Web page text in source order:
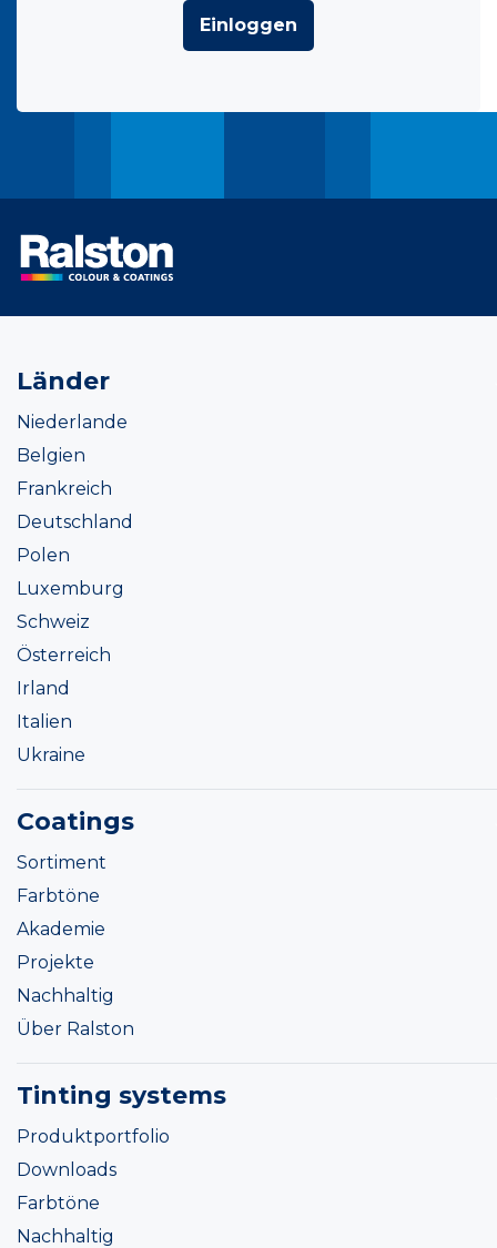
Einloggen
Länder
Niederlande
Belgien
Frankreich
Deutschland
Polen
Luxemburg
Schweiz
Österreich
Irland
Italien
Ukraine
Coatings
Sortiment
Farbtöne
Akademie
Projekte
Nachhaltig
Über Ralston
Tinting systems
Produktportfolio
Downloads
Farbtöne
Nachhaltig